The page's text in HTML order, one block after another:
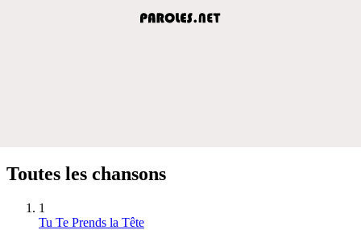
Toutes les chansons
1
Tu Te Prends la Tête